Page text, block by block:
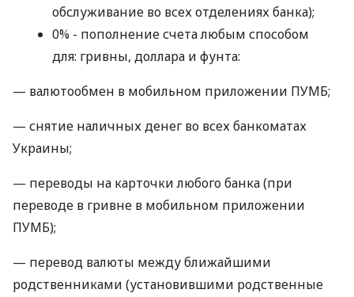
обслуживание во всех отделениях банка);
0% - пополнение счета любым способом
для: гривны, доллара и фунта:
— валютообмен в мобильном приложении ПУМБ;
— снятие наличных денег во всех банкоматах
Украины;
— переводы на карточки любого банка (при
переводе в гривне в мобильном приложении
ПУМБ);
— перевод валюты между ближайшими
родственниками (установившими родственные